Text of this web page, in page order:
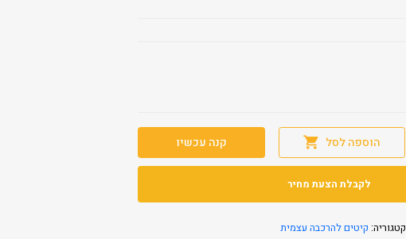
הוספה לסל קנה עכשיו
לקבלת הצעת מחיר
קטגוריה: קיטים להרכבה עצמית